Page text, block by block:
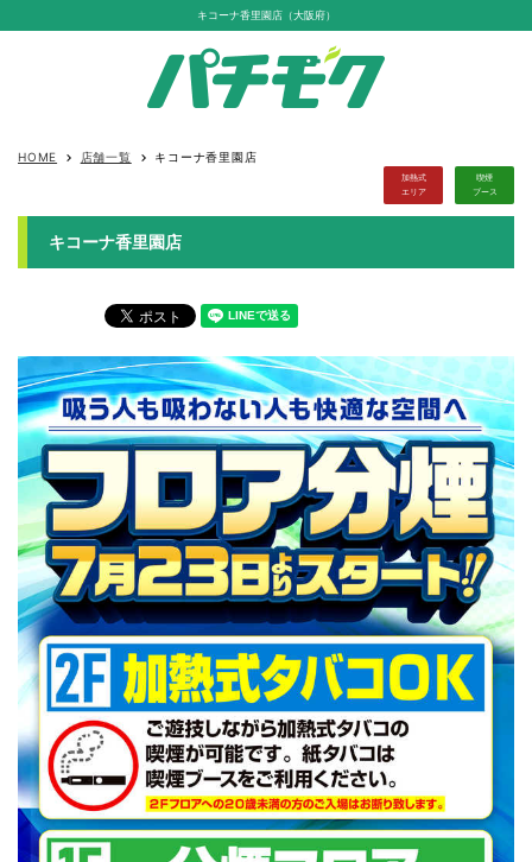
キコーナ香里園店（大阪府）
HOME keyboard_arrow_right 店舗一覧 keyboard_arrow_right キコーナ香里園店
加熱式
エリア
喫煙
ブース
キコーナ香里園店